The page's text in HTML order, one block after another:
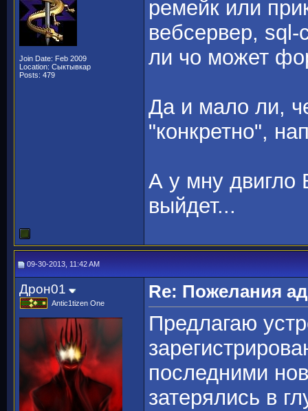
Join Date: Feb 2009
Location: Сыктывкар
Posts: 479
ремейк или
вебсервер, sql-
ли чо может
Да и мало ли,
"конкретно",
А у мну двигло
выйдет...
09-30-2013, 11:42 AM
Дрон01
Antic1tizen One
Re: Пожелания
Предлагаю
последними
затерялись в